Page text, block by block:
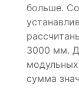
больше.
3000 мм.
сумма